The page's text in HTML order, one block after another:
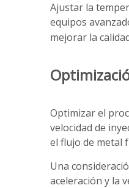
Ajustar la
equipos
mejorar la
Optimizar el
velocidad de
el flujo de metal
Una
aceleración y la